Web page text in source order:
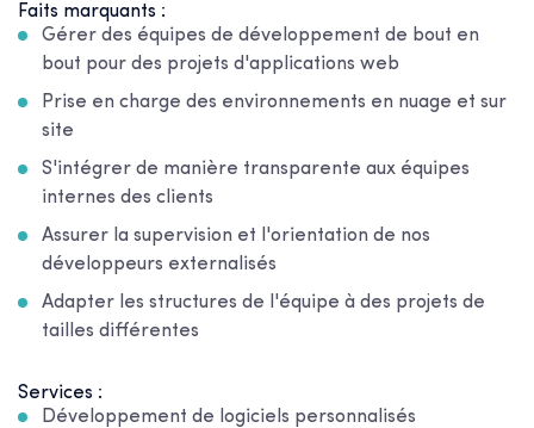
Faits marquants :
Gérer des équipes de développement de bout en
bout pour des projets d'applications web
Prise en charge des environnements en nuage et sur
site
S'intégrer de manière transparente aux équipes
internes des clients
Assurer la supervision et l'orientation de nos
développeurs externalisés
Adapter les structures de l'équipe à des projets de
tailles différentes
Services :
Développement de logiciels personnalisés